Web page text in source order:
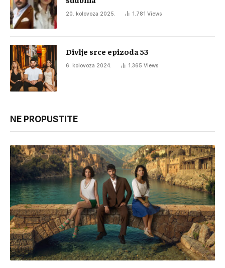
20. kolovoza 2025. 1.781 Views
Divlje srce epizoda 53
6. kolovoza 2024. 1.365 Views
NE PROPUSTITE